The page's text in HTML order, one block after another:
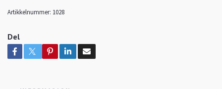
Artikkelnummer: 1028
Del